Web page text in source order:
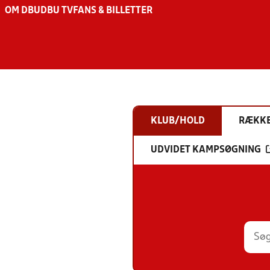
OM DBU DBU TV FANS & BILLETTER
KLUB/HOLD
UDVIDET KAMPSØGNING